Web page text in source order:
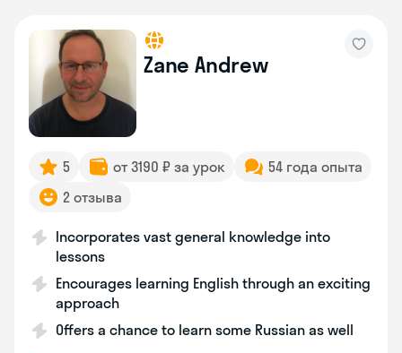
Zane Andrew
5 от 3190 ₽ за урок
54 года опыта
2 отзыва
Incorporates vast general knowledge into
lessons
Encourages learning English through an exciting
approach
Offers a chance to learn some Russian as well